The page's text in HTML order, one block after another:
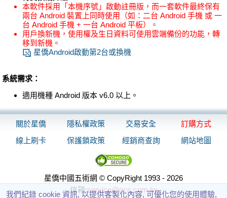
本軟件採用「本機序號」啟動註冊版，而一套軟件最終保有
兩台 Android 裝置上同時使用（如：二台 Android 手機 或 一
台 Android 手機 + 一台 Android 平板）。
用戶換新機，使用權及生日資料可使用雲端備份的功能，轉
移到新機。
星僑Android啟動第2台或換機
系統需求：
適用機種 Android 版本 v6.0 以上。
關於星僑 隱私權政策 交易安全
訂購方式
線上刷卡
保護鎖政策 經銷商查詢 網站地圖
星僑中國五術網 © CopyRight 1993 - 2026
信箱:service@ncc.com.tw
我們紀錄 cookie 資訊, 以提供客製化內容, 可優化您的使用體驗,